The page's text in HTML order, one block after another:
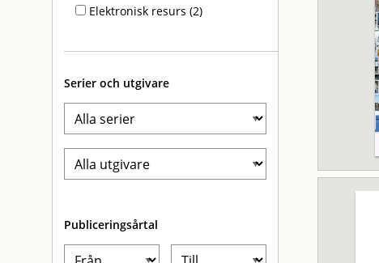
Elektronisk resurs (2)
Serier och utgivare
Publiceringsårtal